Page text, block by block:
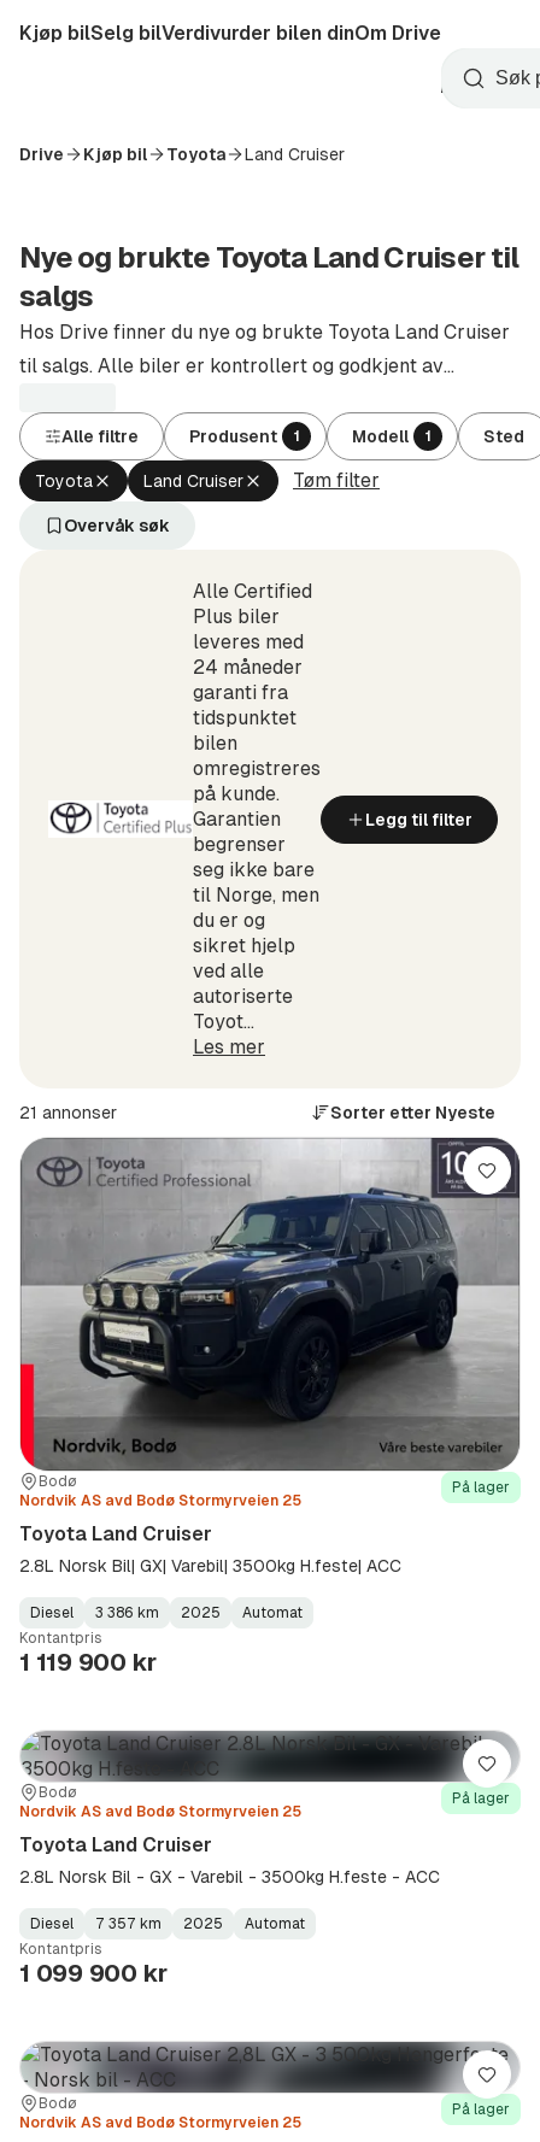
til
Startside
Kjøp bilSelg bilVerdivurder bilen dinOm Drive
Opprett
konto
Søk
Drive Kjøp bil Toyota Land Cruiser
Nye og brukte Toyota Land Cruiser til
salgs
Hos Drive finner du nye og brukte Toyota Land Cruiser
til salgs. Alle biler er kontrollert og godkjent av
Alle filtre Produsent 1 Modell 1 Sted
Toyota Fjern
aktivt
filter
Land Cruiser Fjern
aktivt
(Modell)
Tøm filter
Overvåk søk
Alle Certified
Plus biler
leveres med
24 måneder
garanti fra
tidspunktet
bilen
omregistreres
på kunde.
Garantien
begrenser
seg ikke bare
til Norge, men
du er og
sikret hjelp
ved alle
autoriserte
Toyot...
Les mer
Legg til filter
21 annonser Sorter etter Nyeste
Sted:
Bodø
Forhandler:
Nordvik AS avd Bodø Stormyrveien 25
På lager
Toyota Land Cruiser
2.8L Norsk Bil| GX| Varebil| 3500kg H.feste| ACC
Fuel
Type:
Diesel
Kilometerstand:
3 386 km
Model
Year:
2025
Gearbox
Type:
Automat
Kontantpris
1 119 900 kr
Lagre
Sted:
Bodø
Forhandler:
Nordvik AS avd Bodø Stormyrveien 25
På lager
Toyota Land Cruiser
2.8L Norsk Bil - GX - Varebil - 3500kg H.feste - ACC
Fuel
Type:
Diesel
Kilometerstand:
7 357 km
Model
Year:
2025
Gearbox
Type:
Automat
Kontantpris
1 099 900 kr
Lagre
Sted:
Bodø
Forhandler:
Nordvik AS avd Bodø Stormyrveien 25
På lager
Lagre